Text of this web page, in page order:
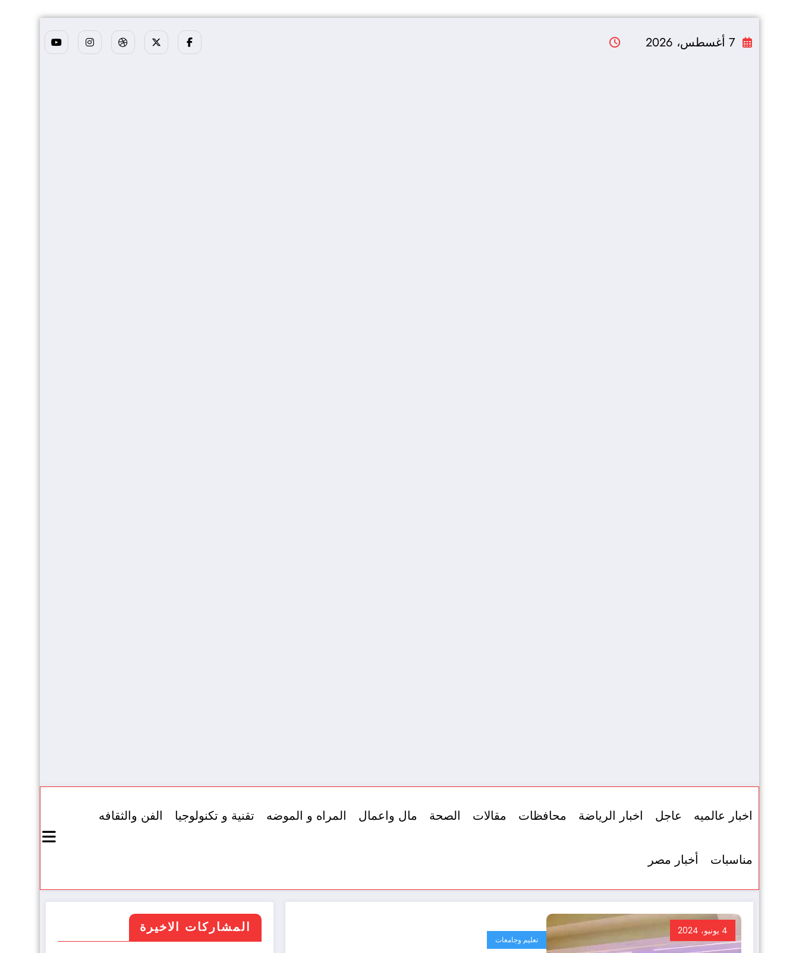
إلى
7 أغسطس، 2026
اخبار عالميه عاجل اخبار الرياضة محافظات مقالات الصحة مال واعمال المراه و الموضه تقنية و تكنولوجيا الفن والثقافه
مناسبات أخبار مصر
4 يونيو، 2024
تعليم وجامعات
المشاركات الاخيرة